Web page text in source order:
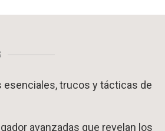
trucos y tácticas de
avanzadas que revelan los